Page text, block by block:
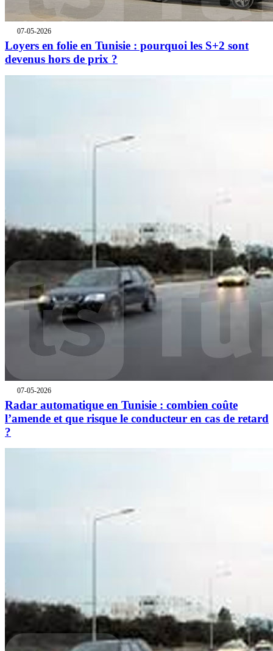
07-05-2026
Loyers en folie en Tunisie : pourquoi les S+2 sont
devenus hors de prix ?
07-05-2026
Radar automatique en Tunisie : combien coûte
l’amende et que risque le conducteur en cas de retard
?